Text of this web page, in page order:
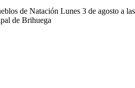
de Natación Lunes 3 de agosto a las
de Brihuega